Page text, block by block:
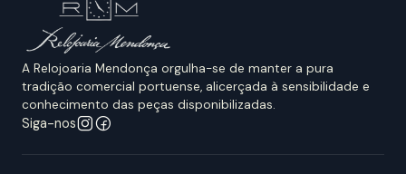
A Relojoaria Mendonça orgulha-se de manter a pura
tradição comercial portuense, alicerçada à sensibilidade e
conhecimento das peças disponibilizadas.
Siga-nos